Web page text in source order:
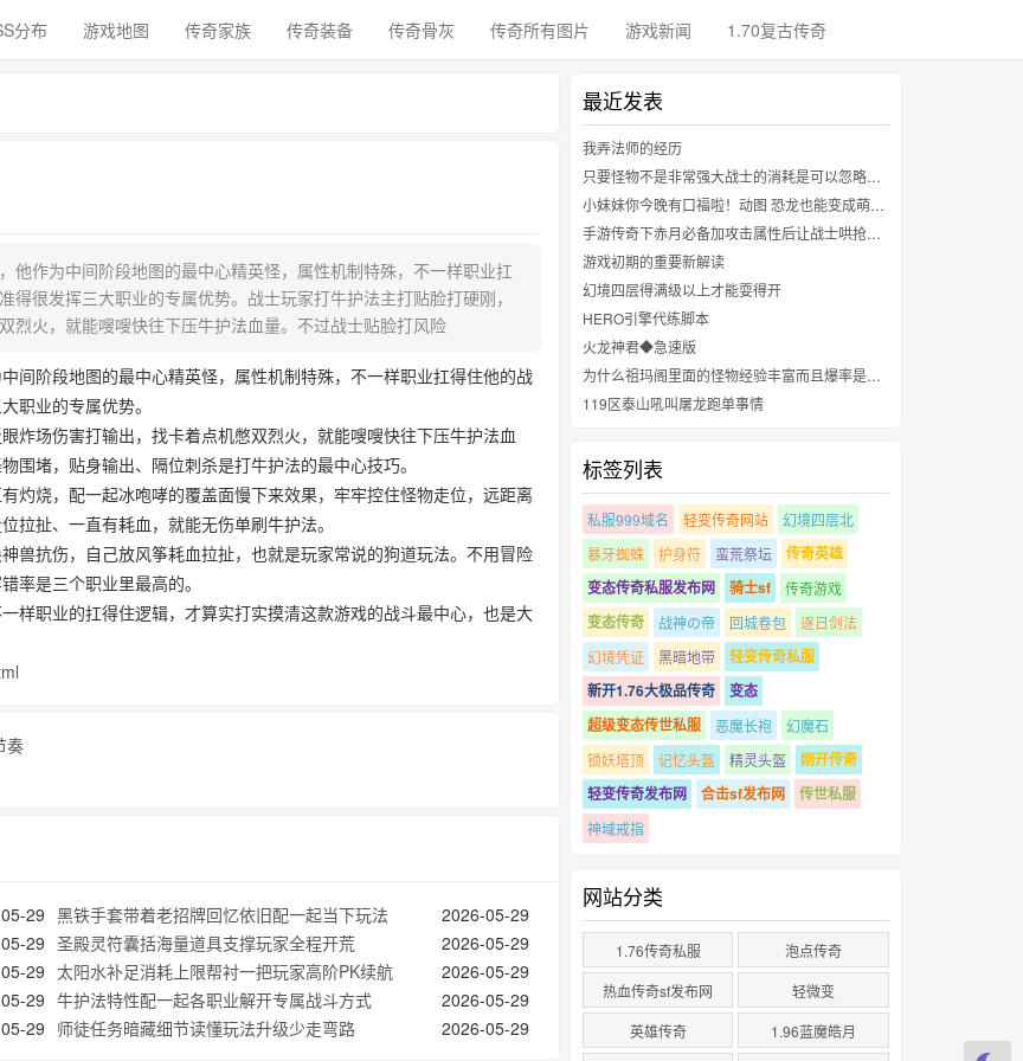
分布 游戏地图 传奇家族 传奇装备 传奇骨灰 传奇所有图片 游戏新闻 1.70复古传奇
他作为中间阶段地图的最中心精英怪，属性机制特殊，不一样职业扛
很发挥三大职业的专属优势。战士玩家打牛护法主打贴脸打硬刚，
烈火，就能嗖嗖快往下压牛护法血量。不过战士贴脸打风险
间阶段地图的最中心精英怪，属性机制特殊，不一样职业扛得住他的战
职业的专属优势。
炸场伤害打输出，找卡着点机憋双烈火，就能嗖嗖快往下压牛护法血
堵，贴身输出、隔位刺杀是打牛护法的最中心技巧。
灼烧，配一起冰咆哮的覆盖面慢下来效果，牢牢控住怪物走位，远距离
拉扯、一直有耗血，就能无伤单刷牛护法。
兽抗伤，自己放风筝耗血拉扯，也就是玩家常说的狗道玩法。不用冒险
率是三个职业里最高的。
样职业的扛得住逻辑，才算实打实摸清这款游戏的战斗最中心，也是大
奏
29 2026-05-29
黑铁手套带着老招牌回忆依旧配一起当下玩法
29
2026-05-29
圣殿灵符囊括海量道具支撑玩家全程开荒
29
2026-05-29
太阳水补足消耗上限帮衬一把玩家高阶PK续航
29
2026-05-29
牛护法特性配一起各职业解开专属战斗方式
29
2026-05-29
师徒任务暗藏细节读懂玩法升级少走弯路
最近发表
我弄法师的经历
只要怪物不是非常强大战士的消耗是可以忽略不计的
小妹妹你今晚有口福啦！动图 恐龙也能变成萌妹子？
手游传奇下赤月必备加攻击属性后让战士哄抢的装备金手镯
游戏初期的重要新解读
幻境四层得满级以上才能耍得开
HERO引擎代练脚本
火龙神君◆急速版
为什么祖玛阁里面的怪物经验丰富而且爆率是非常可观值得挂机
119区泰山吼叫屠龙跑单事情
标签列表
私服999域名 轻变传奇网站
幻境四层北
暴牙蜘蛛
护身符 蛮荒祭坛
传奇英雄
变态传奇私服发布网
骑士sf 传奇游戏
变态传奇 战神の帝 回城卷包
逐日剑法
幻境凭证
黑暗地带
轻变传奇私服
新开1.76大极品传奇
变态
超级变态传世私服
恶魔长袍
幻魔石
锁妖塔顶
记忆头盔 精灵头盔
刚开传奇
轻变传奇发布网
合击sf发布网 传世私服
神域戒指
网站分类
1.76传奇私服
泡点传奇
热血传奇sf发布网
轻微变
英雄传奇
1.96蓝魔皓月